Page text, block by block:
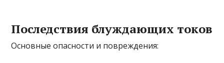
Последствия блуждающих токов
Основные опасности и повреждения: